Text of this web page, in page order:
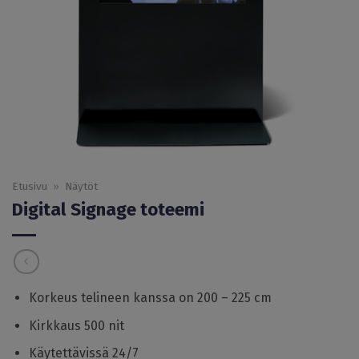
Etusivu » Näytöt
Digital Signage toteemi
Korkeus telineen kanssa on 200 – 225 cm
Kirkkaus 500 nit
Käytettävissä 24/7